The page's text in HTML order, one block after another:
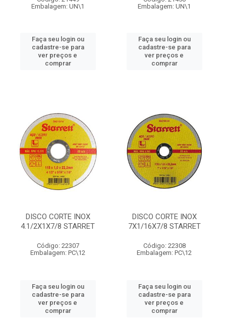
Embalagem: UN\1
Faça seu login ou
cadastre-se para
ver preços e
comprar
Embalagem: UN\1
Faça seu login ou
cadastre-se para
ver preços e
comprar
DISCO CORTE INOX
4.1/2X1X7/8 STARRET
Código: 22307
Embalagem: PC\12
Faça seu login ou
cadastre-se para
ver preços e
comprar
DISCO CORTE INOX
7X1/16X7/8 STARRET
Código: 22308
Embalagem: PC\12
Faça seu login ou
cadastre-se para
ver preços e
comprar